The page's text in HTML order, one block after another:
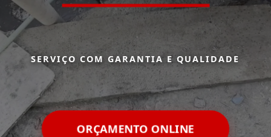
SERVIÇO COM GARANTIA E QUALIDADE
ORÇAMENTO ONLINE